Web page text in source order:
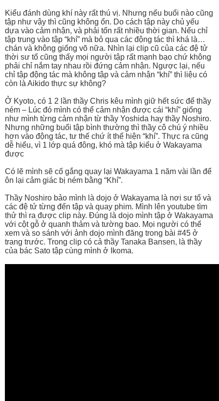
Kiểu đánh dùng khí này rất thú vị. Nhưng nếu buổi nào cũng
tập như vậy thì cũng không ổn. Do cách tập này chủ yếu
dựa vào cảm nhận, và phải tốn rất nhiều thời gian. Nếu chỉ
tập trung vào tập “khí” mà bỏ qua các động tác thì khá là…
chán và không giống võ nữa. Nhìn lại clip cũ của các đệ tử
thời sư tổ cũng thấy mọi người tập rất mạnh bạo chứ không
phải chỉ nắm tay nhau rồi đứng cảm nhận. Ngược lại, nếu
chỉ tập động tác mà không tập và cảm nhận “khí” thì liệu có
còn là Aikido thực sự không?
Ở Kyoto, có 1 2 lần thầy Chris kêu mình giữ hết sức để thầy
ném – Lúc đó mình có thể cảm nhận được cái “khí” giống
như mình từng cảm nhận từ thầy Yoshida hay thầy Noshiro.
Nhưng những buổi tập bình thường thì thầy cô chú ý nhiều
hơn vào động tác, tư thế chứ ít thể hiện “khí”. Thực ra cũng
dễ hiểu, vì 1 lớp quá đông, khó mà tập kiểu ở Wakayama
được
Có lẽ mình sẽ cố gắng quay lại Wakayama 1 năm vài lần để
ôn lại cảm giác bị ném bằng “Khí”.
Thầy Noshiro bảo mình là dojo ở Wakayama là nơi sư tổ và
các đệ tử từng đến tập và quay phim. Mình lên youtube tìm
thử thì ra được clip này. Đúng là dojo mình tập ở Wakayama
với cột gỗ ở quanh thảm và tường bao. Mọi người có thể
xem và so sánh với ảnh dojo mình đăng trong bài #45 ở
trang trước. Trong clip có cả thầy Tanaka Bansen, là thầy
của bác Sato tập cùng mình ở Ikoma.